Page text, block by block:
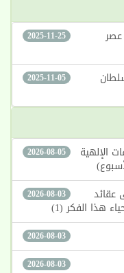
2025-11-25 في عصر
2025-11-05 والسلطان
2026-08-05 الإلهية
2026-08-03 عقائد
2026-08-03
2026-08-03